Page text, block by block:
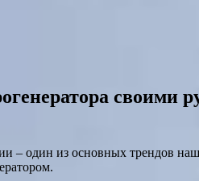
своими
– один из основных трендов